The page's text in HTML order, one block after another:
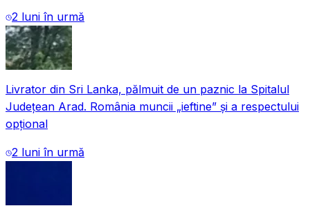
2 luni în urmă
Livrator din Sri Lanka, pălmuit de un paznic la Spitalul
Județean Arad. România muncii „ieftine” și a respectului
opțional
2 luni în urmă